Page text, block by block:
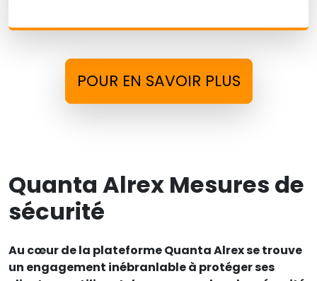
POUR EN SAVOIR PLUS
Quanta Alrex Mesures de
sécurité
Au cœur de la plateforme Quanta Alrex se trouve
un engagement inébranlable à protéger ses